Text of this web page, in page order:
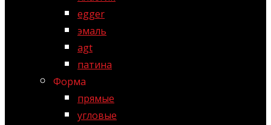
egger
эмаль
agt
патина
Форма
прямые
угловые